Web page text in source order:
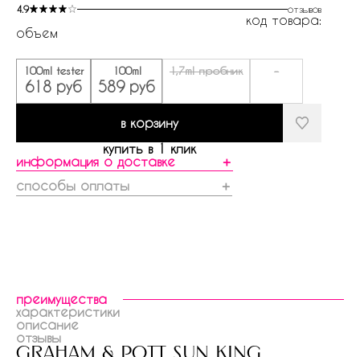
4.9 отзывов
код товара:
объем
100ml tester
618 руб
100ml
589 руб
1,7ml пробник -
в корзину
купить в 1 клик
информация о доставке
＋
способы оплаты
＋
преимущества
характеристики
описание
отзывы